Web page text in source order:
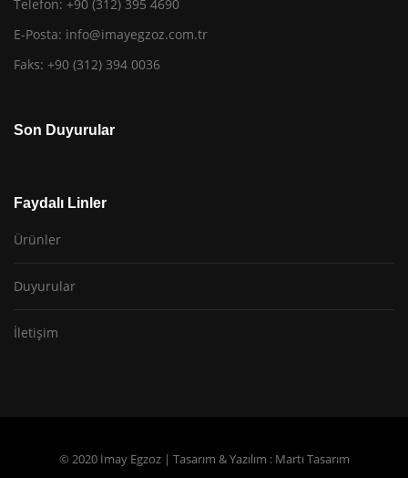
Telefon: +90 (312) 395 4690
E-Posta: info@imayegzoz.com.tr
Faks: +90 (312) 394 0036
Son Duyurular
Faydalı Linler
Ürünler
Duyurular
İletişim
© 2020 İmay Egzoz | Tasarım & Yazılım : Martı Tasarım